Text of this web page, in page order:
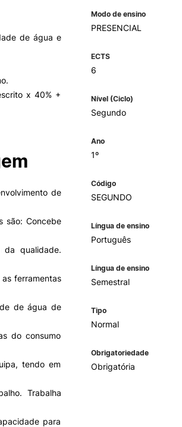
Apresentação SAS UPCoimbra
Gabinete de Apoio ao Estudante
Saúde & Bem-Estar
de água e
x 40% +
de
são: Concebe
qualidade.
ferramentas
de água de
do consumo
tendo em
Trabalha
para
Modo de ensino
PRESENCIAL
ECTS
6
Nível (Ciclo)
Segundo
Ano
1º
Código
SEGUNDO
Língua de ensino
Português
Língua de ensino
Semestral
Tipo
Normal
Obrigatoriedade
Obrigatória